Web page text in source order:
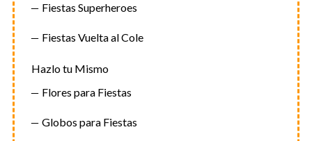
Fiestas Superheroes
Fiestas Vuelta al Cole
Hazlo tu Mismo
Flores para Fiestas
Globos para Fiestas